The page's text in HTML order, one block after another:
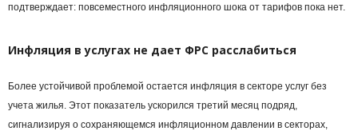
подтверждает: повсеместного инфляционного шока от тарифов пока нет.
Инфляция в услугах не дает ФРС расслабиться
Более устойчивой проблемой остается инфляция в секторе услуг без
учета жилья. Этот показатель ускорился третий месяц подряд,
сигнализируя о сохраняющемся инфляционном давлении в секторах,